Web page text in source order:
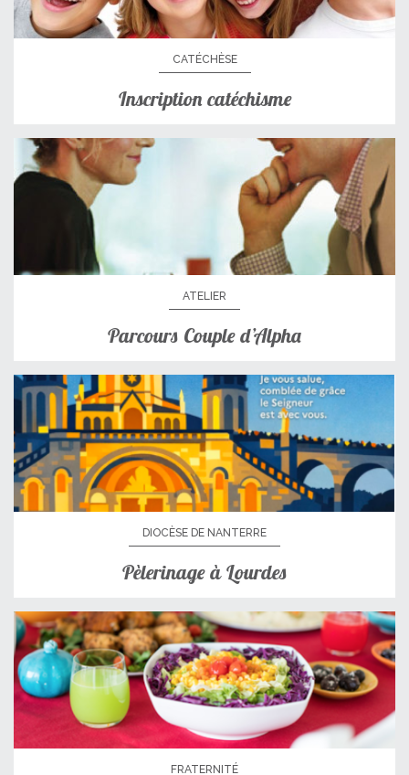
CATÉCHÈSE
Inscription catéchisme
ATELIER
Parcours Couple d’Alpha
DIOCÈSE DE NANTERRE
Pèlerinage à Lourdes
FRATERNITÉ